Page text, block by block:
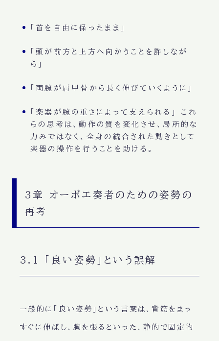
「首を自由に保ったまま」
「頭が前方と上方へ向かうことを許しなが
ら」
「両腕が肩甲骨から長く伸びていくように」
「楽器が腕の重さによって支えられる」 これ
らの思考は、動作の質を変化させ、局所的な
力みではなく、全身の統合された動きとして
楽器の操作を行うことを助ける。
3章 オーボエ奏者のための姿勢の
再考
3.1 「良い姿勢」という誤解
一般的に「良い姿勢」という言葉は、背筋をまっ
すぐに伸ばし、胸を張るといった、静的で固定的